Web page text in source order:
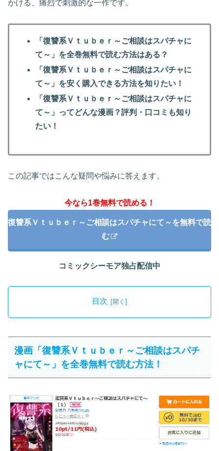
かける、痛烈で刺激的な一作です。
「復讐系Ｖｔｕｂｅｒ～ご相談はスパチャに
て～」を全巻無料で読む方法はある？
「復讐系Ｖｔｕｂｅｒ～ご相談はスパチャに
て～」を安く購入できる方法を知りたい！
「復讐系Ｖｔｕｂｅｒ～ご相談はスパチャに
て～」ってどんな漫画？評判・口コミも知り
たい！
この記事ではこんな疑問や悩みに答えます。
今なら1巻無料で読める！
復讐系Ｖｔｕｂｅｒ～ご相談はスパチャにて～を無料で読
む
コミックシーモア独占配信中
目次
漫画「復讐系Ｖｔｕｂｅｒ～ご相談はスパチ
ャにて～」を全巻無料で読む方法！